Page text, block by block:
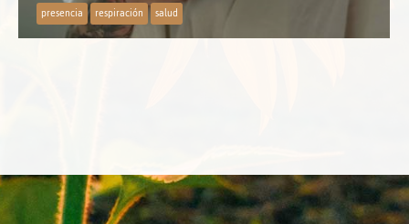
presencia respiración salud